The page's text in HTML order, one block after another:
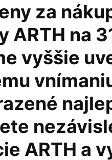
za
ARTH na
vyššie
ARTH a